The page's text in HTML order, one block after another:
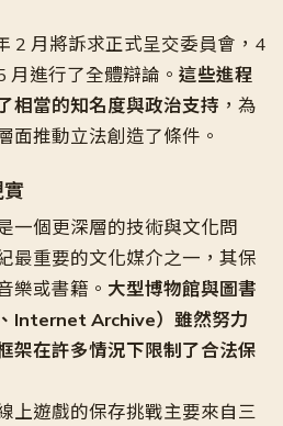
2 月將訴求正式呈交委員會，4
進行了全體辯論。 這些進程
相當的知名度與政治支持 ，為
面推動立法創造了條件。
一個更深層的技術與文化問
最重要的文化媒介之一，其保
樂或書籍。 大型博物館與圖書
Internet Archive）雖然努力
架在許多情況下限制了合法保
上遊戲的保存挑戰主要來自三